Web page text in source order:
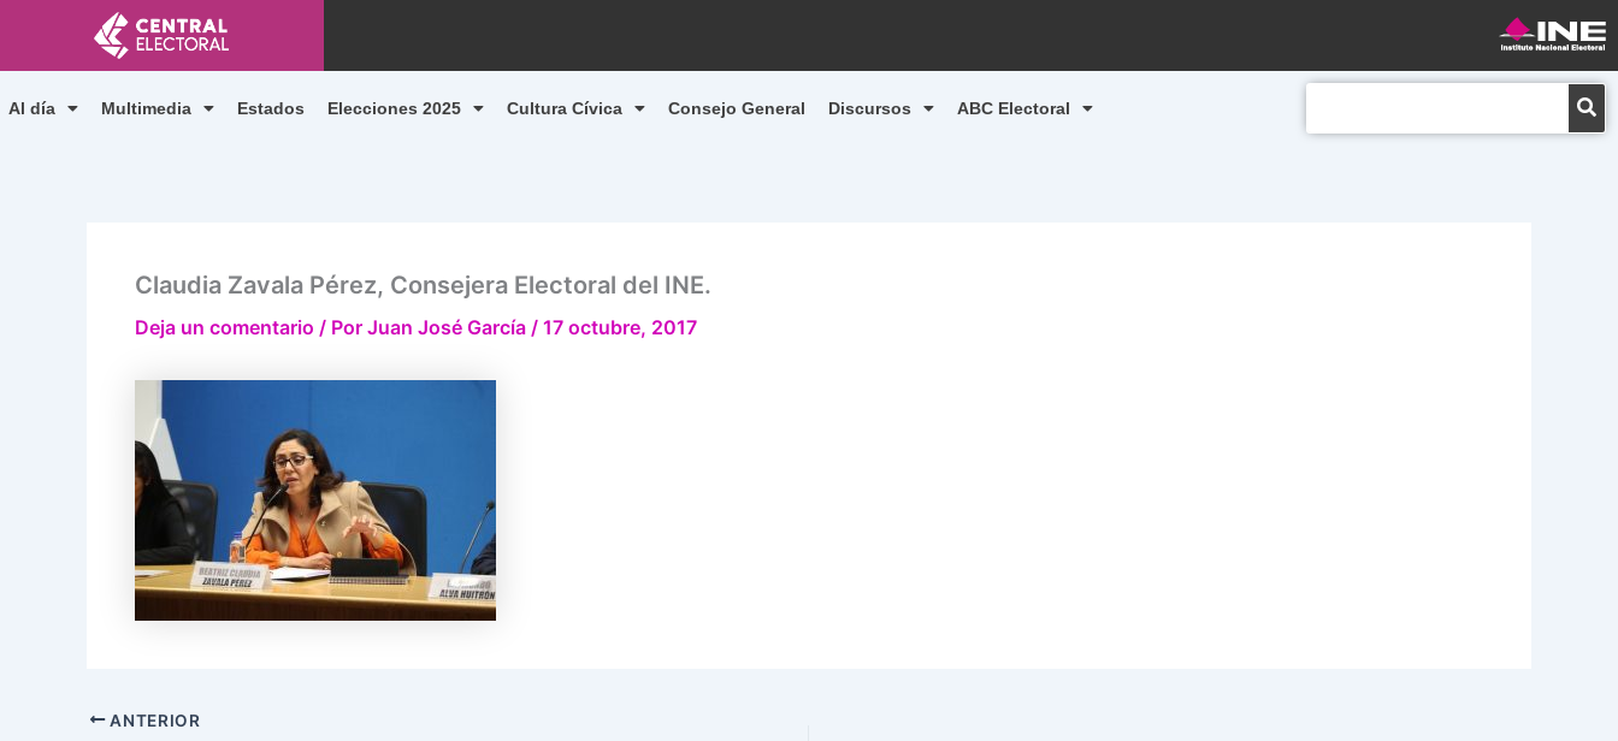
contenido
Al día Multimedia Estados Elecciones 2025 Cultura Cívica Consejo General Discursos ABC Electoral
Claudia Zavala Pérez, Consejera Electoral del INE.
Deja un comentario / Por Juan José García / 17 octubre, 2017
ANTERIOR